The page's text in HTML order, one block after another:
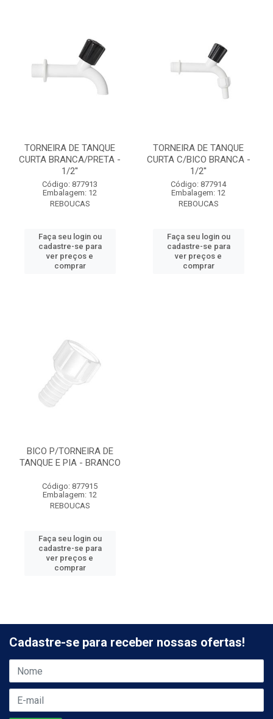
TORNEIRA DE TANQUE
CURTA BRANCA/PRETA -
1/2''
Código: 877913
Embalagem: 12
REBOUCAS
Faça seu login ou
cadastre-se para
ver preços e
comprar
TORNEIRA DE TANQUE
CURTA C/BICO BRANCA -
1/2''
Código: 877914
Embalagem: 12
REBOUCAS
Faça seu login ou
cadastre-se para
ver preços e
comprar
BICO P/TORNEIRA DE
TANQUE E PIA - BRANCO
Código: 877915
Embalagem: 12
REBOUCAS
Faça seu login ou
cadastre-se para
ver preços e
comprar
Cadastre-se para receber nossas ofertas!